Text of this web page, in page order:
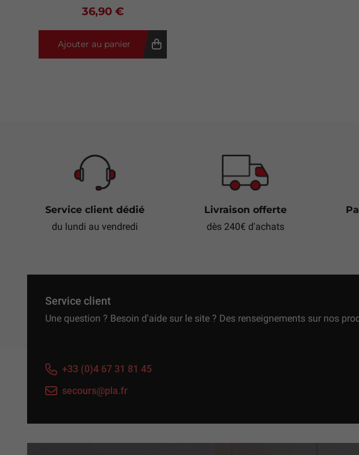
36,90 €
Ajouter au panier
Service client dédié
du lundi au vendredi
Livraison offerte
dès 240€ d'achats
Service client
Une question ? Besoin d'aide sur le site ? Des renseignements sur nos
+33 (0)4 67 31 81 45
secours@pla.fr